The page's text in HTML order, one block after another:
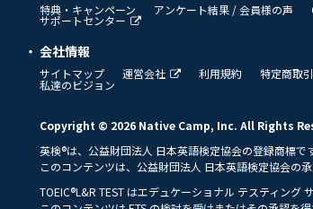
特典・キャンペーン アンケート結果 / 会員様の声
サポートセンター
会社情報
サイトマップ 運営会社 利用規約 特定商取
私達のビジョン
Copyright © 2026 Native Camp, Inc. All Rights
英検®は、公益財団法人 日本英語検定協会の登録商標です
このコンテンツは、公益財団法人 日本英語検定協会の
TOEIC®L&R TEST はエデュケーショナル テスティング